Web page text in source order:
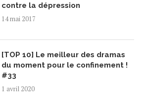
contre la dépression
14 mai 2017
[TOP 10] Le meilleur des dramas
du moment pour le confinement !
#33
1 avril 2020